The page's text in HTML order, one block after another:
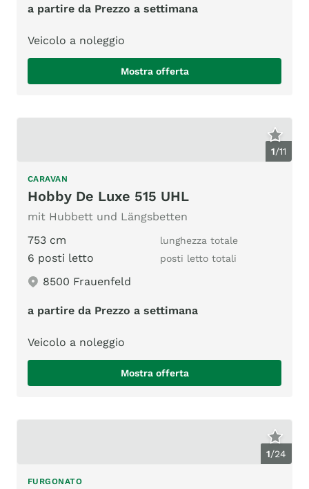
a partire da Prezzo a settimana
Veicolo a noleggio
Mostra offerta
1/11
CARAVAN
Hobby De Luxe 515 UHL
mit Hubbett und Längsbetten
753 cm
lunghezza totale
6 posti letto posti letto totali
8500 Frauenfeld
a partire da Prezzo a settimana
Veicolo a noleggio
Mostra offerta
1/24
FURGONATO